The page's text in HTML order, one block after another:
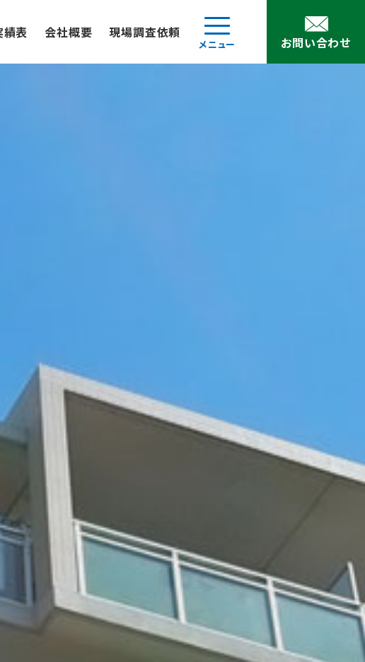
表 会社概要 現場調査依頼
メニュー お問い合わせ